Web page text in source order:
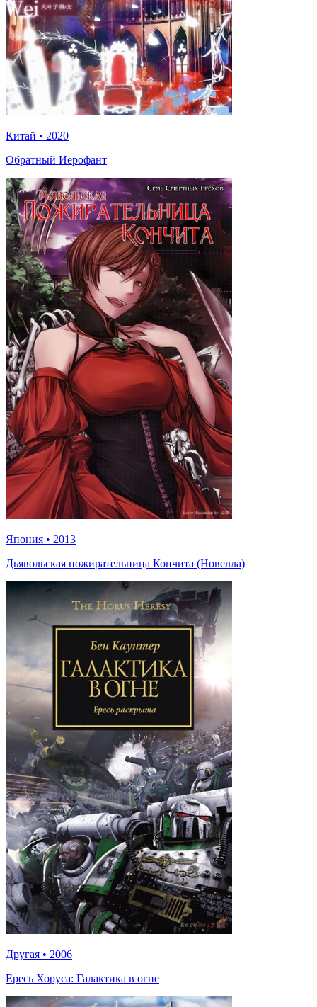
Китай • 2020
Обратный Иерофант
Япония • 2013
Дьявольская пожирательница Кончита (Новелла)
Другая • 2006
Ересь Хоруса: Галактика в огне